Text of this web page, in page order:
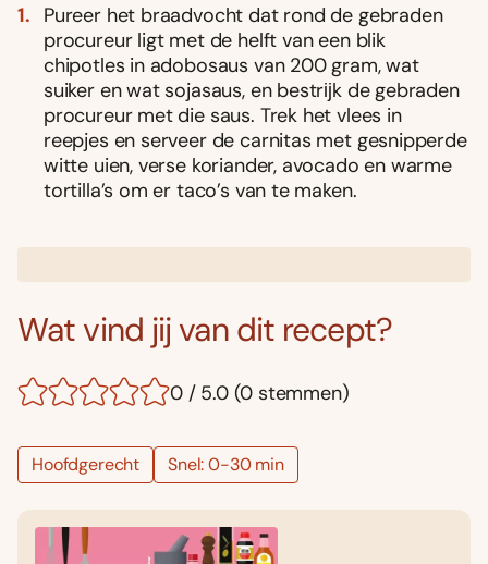
Pureer het braadvocht dat rond de gebraden
procureur ligt met de helft van een blik
chipotles in adobosaus van 200 gram, wat
suiker en wat sojasaus, en bestrĳk de gebraden
procureur met die saus. Trek het vlees in
reepjes en serveer de carnitas met gesnipperde
witte uien, verse koriander, avocado en warme
tortilla’s om er taco’s van te maken.
Wat vind jij van dit recept?
0 / 5.0 (0 stemmen)
Hoofdgerecht Snel: 0-30 min